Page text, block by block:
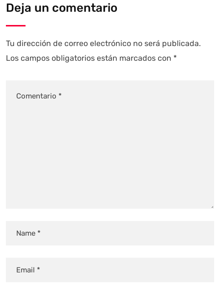
Deja un comentario
Tu dirección de correo electrónico no será publicada.
Los campos obligatorios están marcados con *